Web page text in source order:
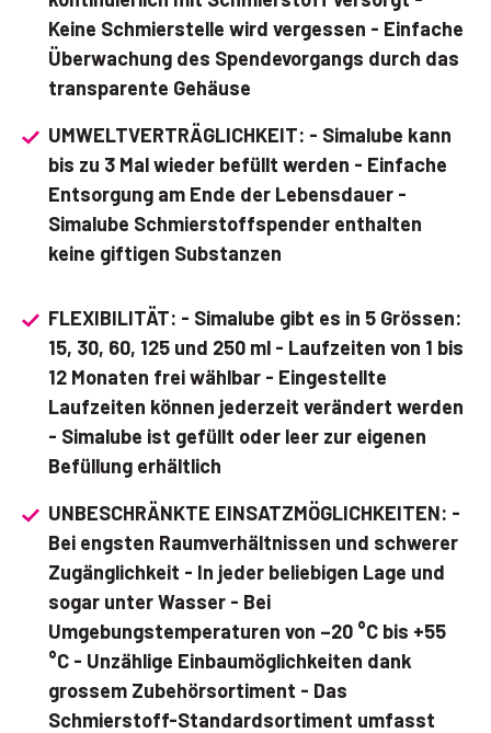
Keine Schmierstelle wird vergessen - Einfache
Überwachung des Spendevorgangs durch das
transparente Gehäuse
UMWELTVERTRÄGLICHKEIT: - Simalube kann
bis zu 3 Mal wieder befüllt werden - Einfache
Entsorgung am Ende der Lebensdauer -
Simalube Schmierstoffspender enthalten
keine giftigen Substanzen
FLEXIBILITÄT: - Simalube gibt es in 5 Grössen:
15, 30, 60, 125 und 250 ml - Laufzeiten von 1 bis
12 Monaten frei wählbar - Eingestellte
Laufzeiten können jederzeit verändert werden
- Simalube ist gefüllt oder leer zur eigenen
Befüllung erhältlich
UNBESCHRÄNKTE EINSATZMÖGLICHKEITEN: -
Bei engsten Raumverhältnissen und schwerer
Zugänglichkeit - In jeder beliebigen Lage und
sogar unter Wasser - Bei
Umgebungstemperaturen von –20 °C bis +55
°C - Unzählige Einbaumöglichkeiten dank
grossem Zubehörsortiment - Das
Schmierstoff-Standardsortiment umfasst